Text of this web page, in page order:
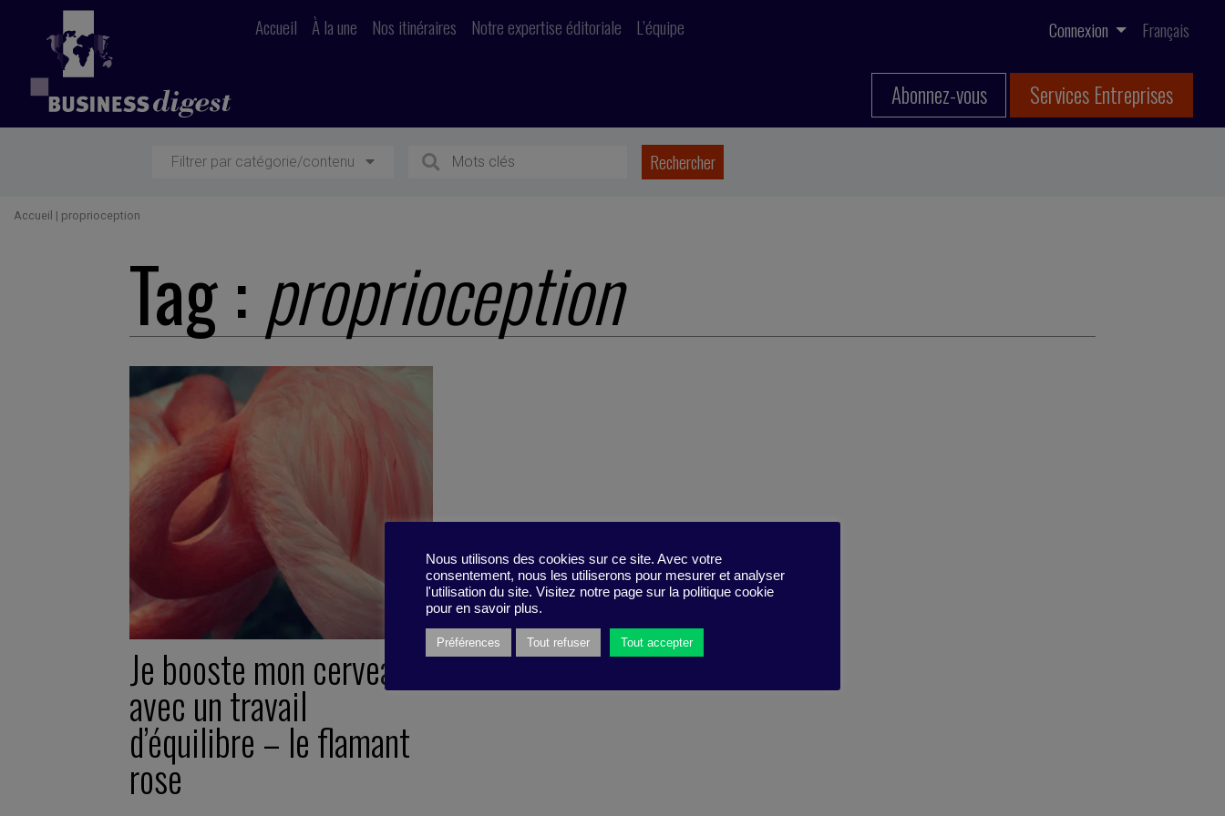
Accueil À la une Nos itinéraires Notre expertise éditoriale L’équipe Connexion Français
Abonnez-vous Services Entreprises
Filtrer par catégorie/contenu
Accueil | proprioception
Tag : proprioception
Je booste mon cerveau
avec un travail
d’équilibre – le flamant
rose
Nous utilisons des cookies sur ce site. Avec votre
consentement, nous les utiliserons pour mesurer et analyser
l'utilisation du site. Visitez notre page sur la politique cookie
pour en savoir plus.
Préférences Tout refuser Tout accepter